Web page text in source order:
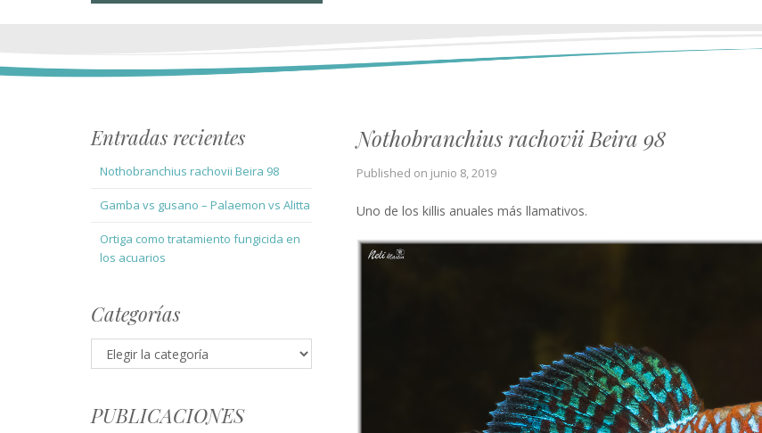
Nothobranchius rachovii Beira 98
Published on junio 8, 2019
Uno de los killis anuales más llamativos.
Entradas recientes
Nothobranchius rachovii Beira 98
Gamba vs gusano – Palaemon vs Alitta
Ortiga como tratamiento fungicida en
los acuarios
Categorías
Categorías
PUBLICACIONES